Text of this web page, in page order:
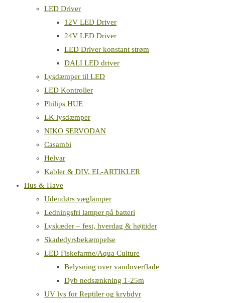
LED Driver
12V LED Driver
24V LED Driver
LED Driver konstant strøm
DALI LED driver
Lysdæmper til LED
LED Kontroller
Philips HUE
LK lysdæmper
NIKO SERVODAN
Casambi
Helvar
Kabler & DIV. EL-ARTIKLER
Hus & Have
Udendørs væglamper
Ledningsfri lamper på batteri
Lyskæder – fest, hverdag & højtider
Skadedyrsbekæmpelse
LED Fiskefarme/Aqua Culture
Belysning over vandoverflade
Dyb nedsænkning 1-25m
UV lys for Reptiler og krybdyr